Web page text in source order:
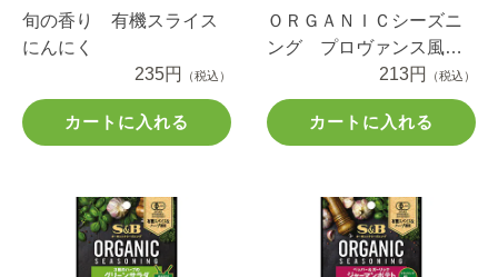
旬の香り 有機スライス
にんにく
235円
（税込）
カートに入れる
ＯＲＧＡＮＩＣシーズニ
ング プロヴァンス風
アボカドとトマトのサラ
ダ １２.４ｇ
213円 （税込）
カートに入れる